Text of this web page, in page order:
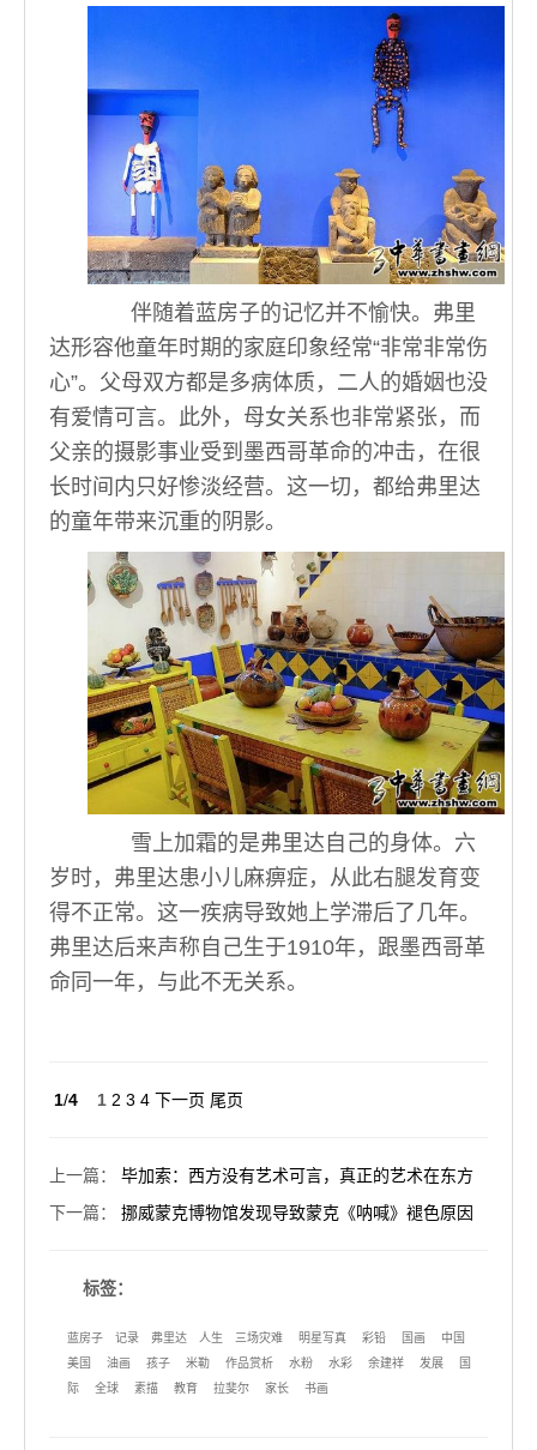
伴随着蓝房子的记忆并不愉快。弗里
达形容他童年时期的家庭印象经常“非常非常伤
心”。父母双方都是多病体质，二人的婚姻也没
有爱情可言。此外，母女关系也非常紧张，而
父亲的摄影事业受到墨西哥革命的冲击，在很
长时间内只好惨淡经营。这一切，都给弗里达
的童年带来沉重的阴影。
雪上加霜的是弗里达自己的身体。六
岁时，弗里达患小儿麻痹症，从此右腿发育变
得不正常。这一疾病导致她上学滞后了几年。
弗里达后来声称自己生于1910年，跟墨西哥革
命同一年，与此不无关系。
1/4 1 2 3 4 下一页 尾页
上一篇： 毕加索：西方没有艺术可言，真正的艺术在东方
下一篇： 挪威蒙克博物馆发现导致蒙克《呐喊》褪色原因
标签：
蓝房子 记录 弗里达 人生 三场灾难 明星写真 彩铅 国画
中国
美国
油画 孩子 米勒 作品赏析 水粉 水彩 余建祥 发展
国
际
全球 素描 教育 拉斐尔 家长 书画